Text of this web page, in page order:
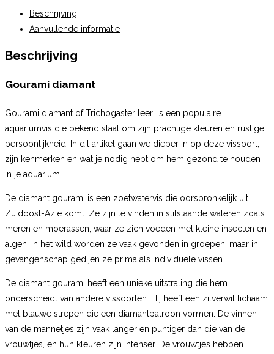
Beschrijving
Aanvullende informatie
Beschrijving
Gourami diamant
Gourami diamant of Trichogaster leeri is een populaire
aquariumvis die bekend staat om zijn prachtige kleuren en rustige
persoonlijkheid. In dit artikel gaan we dieper in op deze vissoort,
zijn kenmerken en wat je nodig hebt om hem gezond te houden
in je aquarium.
De diamant gourami is een zoetwatervis die oorspronkelijk uit
Zuidoost-Azië komt. Ze zijn te vinden in stilstaande wateren zoals
meren en moerassen, waar ze zich voeden met kleine insecten en
algen. In het wild worden ze vaak gevonden in groepen, maar in
gevangenschap gedijen ze prima als individuele vissen.
De diamant gourami heeft een unieke uitstraling die hem
onderscheidt van andere vissoorten. Hij heeft een zilverwit lichaam
met blauwe strepen die een diamantpatroon vormen. De vinnen
van de mannetjes zijn vaak langer en puntiger dan die van de
vrouwtjes, en hun kleuren zijn intenser. De vrouwtjes hebben